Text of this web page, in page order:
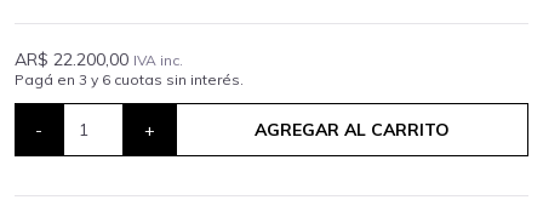
AR$ 22.200,00 IVA inc.
Pagá en 3 y 6 cuotas sin interés.
- + AGREGAR AL CARRITO